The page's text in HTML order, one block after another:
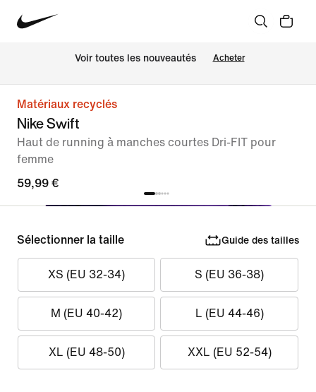
Voir toutes les nouveautés Acheter
Matériaux recyclés
Nike Swift
Haut de running à manches courtes Dri-FIT pour
femme
59,99 €
Sélectionner la taille Guide des tailles
XS (EU 32-34) S (EU 36-38)
M (EU 40-42) L (EU 44-46)
XL (EU 48-50) XXL (EU 52-54)